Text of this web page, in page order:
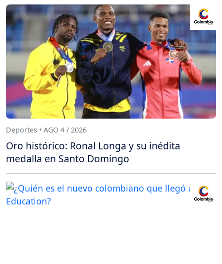
Deportes • AGO 4 / 2026
Oro histórico: Ronal Longa y su inédita
medalla en Santo Domingo